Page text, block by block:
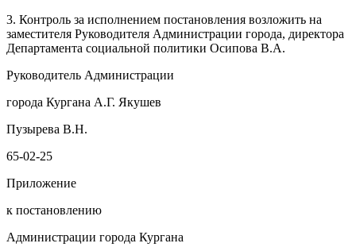
3. Контроль за исполнением постановления возложить на
заместителя Руководителя Администрации города, директора
Департамента социальной политики Осипова В.А.
Руководитель Администрации
города Кургана А.Г. Якушев
Пузырева В.Н.
65-02-25
Приложение
к постановлению
Администрации города Кургана